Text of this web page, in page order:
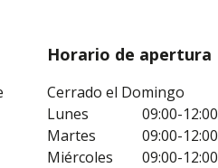
Horario de apertura
Cerrado el Domingo
Lunes
09:00-12:00
Martes
09:00-12:00
Miércoles
09:00-12:00